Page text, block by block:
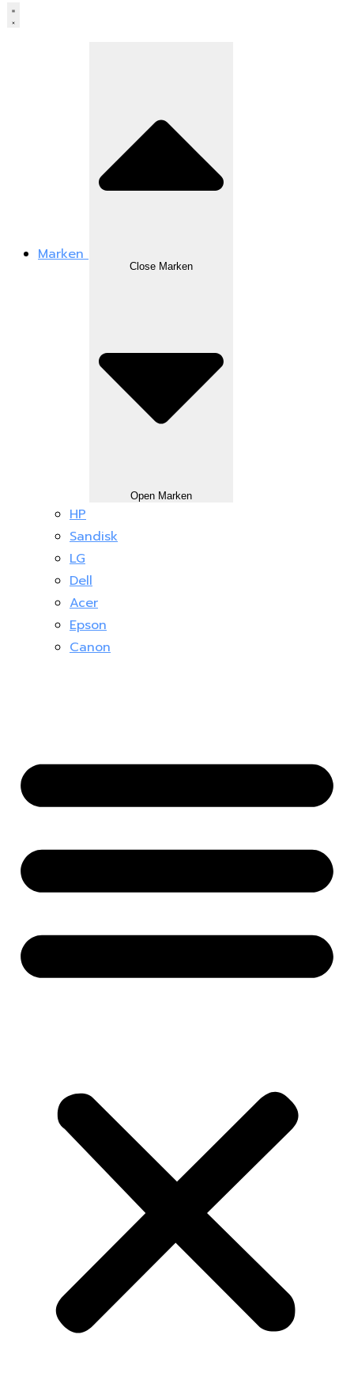
Marken
Close Marken
Open Marken
HP
Sandisk
LG
Dell
Acer
Epson
Canon